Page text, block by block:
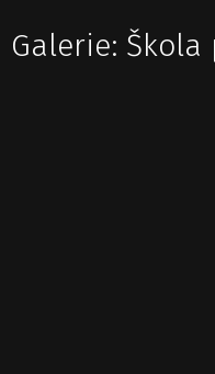
Galerie: Škola